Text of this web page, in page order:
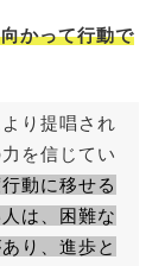
かって行動で
り提唱され
を信じてい
動に移せる
は、困難な
り、進歩と